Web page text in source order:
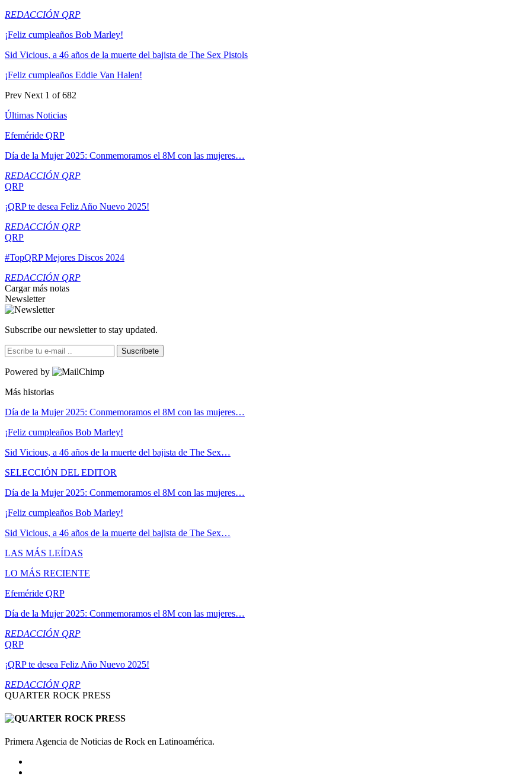
REDACCIÓN QRP
¡Feliz cumpleaños Bob Marley!
Sid Vicious, a 46 años de la muerte del bajista de The Sex Pistols
¡Feliz cumpleaños Eddie Van Halen!
Prev Next 1 of 682
Últimas Noticias
Efeméride QRP
Día de la Mujer 2025: Conmemoramos el 8M con las mujeres…
REDACCIÓN QRP
QRP
¡QRP te desea Feliz Año Nuevo 2025!
REDACCIÓN QRP
QRP
#TopQRP Mejores Discos 2024
REDACCIÓN QRP
Cargar más notas
Newsletter
Subscribe our newsletter to stay updated.
Suscríbete
Powered by
Más historias
Día de la Mujer 2025: Conmemoramos el 8M con las mujeres…
¡Feliz cumpleaños Bob Marley!
Sid Vicious, a 46 años de la muerte del bajista de The Sex…
SELECCIÓN DEL EDITOR
Día de la Mujer 2025: Conmemoramos el 8M con las mujeres…
¡Feliz cumpleaños Bob Marley!
Sid Vicious, a 46 años de la muerte del bajista de The Sex…
LAS MÁS LEÍDAS
LO MÁS RECIENTE
Efeméride QRP
Día de la Mujer 2025: Conmemoramos el 8M con las mujeres…
REDACCIÓN QRP
QRP
¡QRP te desea Feliz Año Nuevo 2025!
REDACCIÓN QRP
QUARTER ROCK PRESS
Primera Agencia de Noticias de Rock en Latinoamérica.